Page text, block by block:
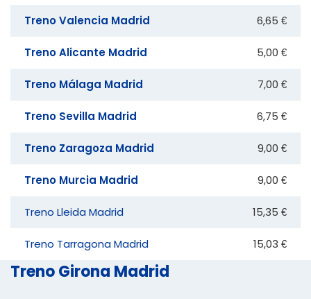
Treno Valencia Madrid 6,65 €
Treno Alicante Madrid 5,00 €
Treno Málaga Madrid 7,00 €
Treno Sevilla Madrid 6,75 €
Treno Zaragoza Madrid 9,00 €
Treno Murcia Madrid 9,00 €
Treno Lleida Madrid 15,35 €
Treno Tarragona Madrid 15,03 €
Treno Girona Madrid